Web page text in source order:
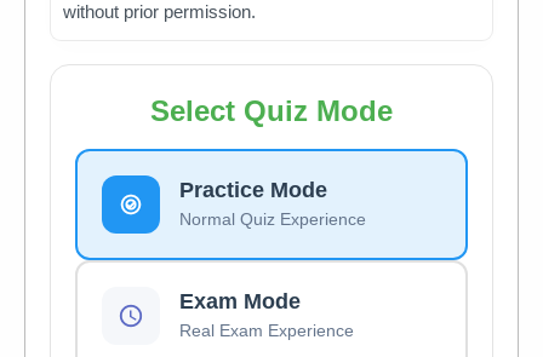
without prior permission.
Select Quiz Mode
Practice Mode
Normal Quiz Experience
Exam Mode
Real Exam Experience